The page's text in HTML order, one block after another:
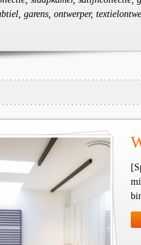
garens, ontwerper,